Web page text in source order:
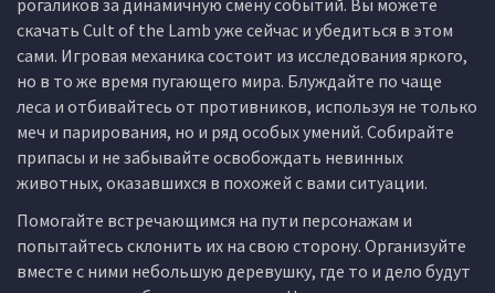
рогаликов за динамичную смену событий. Вы можете
скачать Cult of the Lamb уже сейчас и убедиться в этом
сами. Игровая механика состоит из исследования яркого,
но в то же время пугающего мира. Блуждайте по чаще
леса и отбивайтесь от противников, используя не только
меч и парирования, но и ряд особых умений. Собирайте
припасы и не забывайте освобождать невинных
животных, оказавшихся в похожей с вами ситуации.
Помогайте встречающимся на пути персонажам и
попытайтесь склонить их на свою сторону. Организуйте
вместе с ними небольшую деревушку, где то и дело будут